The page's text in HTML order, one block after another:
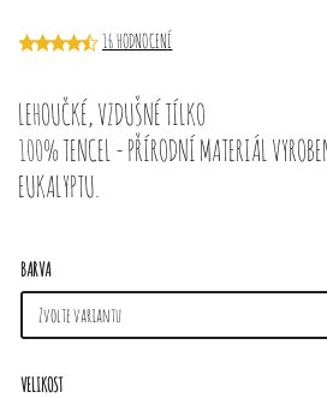
16 HODNOCENÍ
LEHOUČKÉ, VZDUŠNÉ TÍLKO
100% TENCEL - PŘÍRODNÍ MATERIÁL
EUKALYPTU.
BARVA
VELIKOST